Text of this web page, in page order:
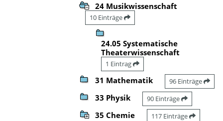
24 Musikwissenschaft
10 Einträge
24.05 Systematische
Theaterwissenschaft
1 Eintrag
31 Mathematik 96 Einträge
33 Physik 90 Einträge
35 Chemie 117 Einträge